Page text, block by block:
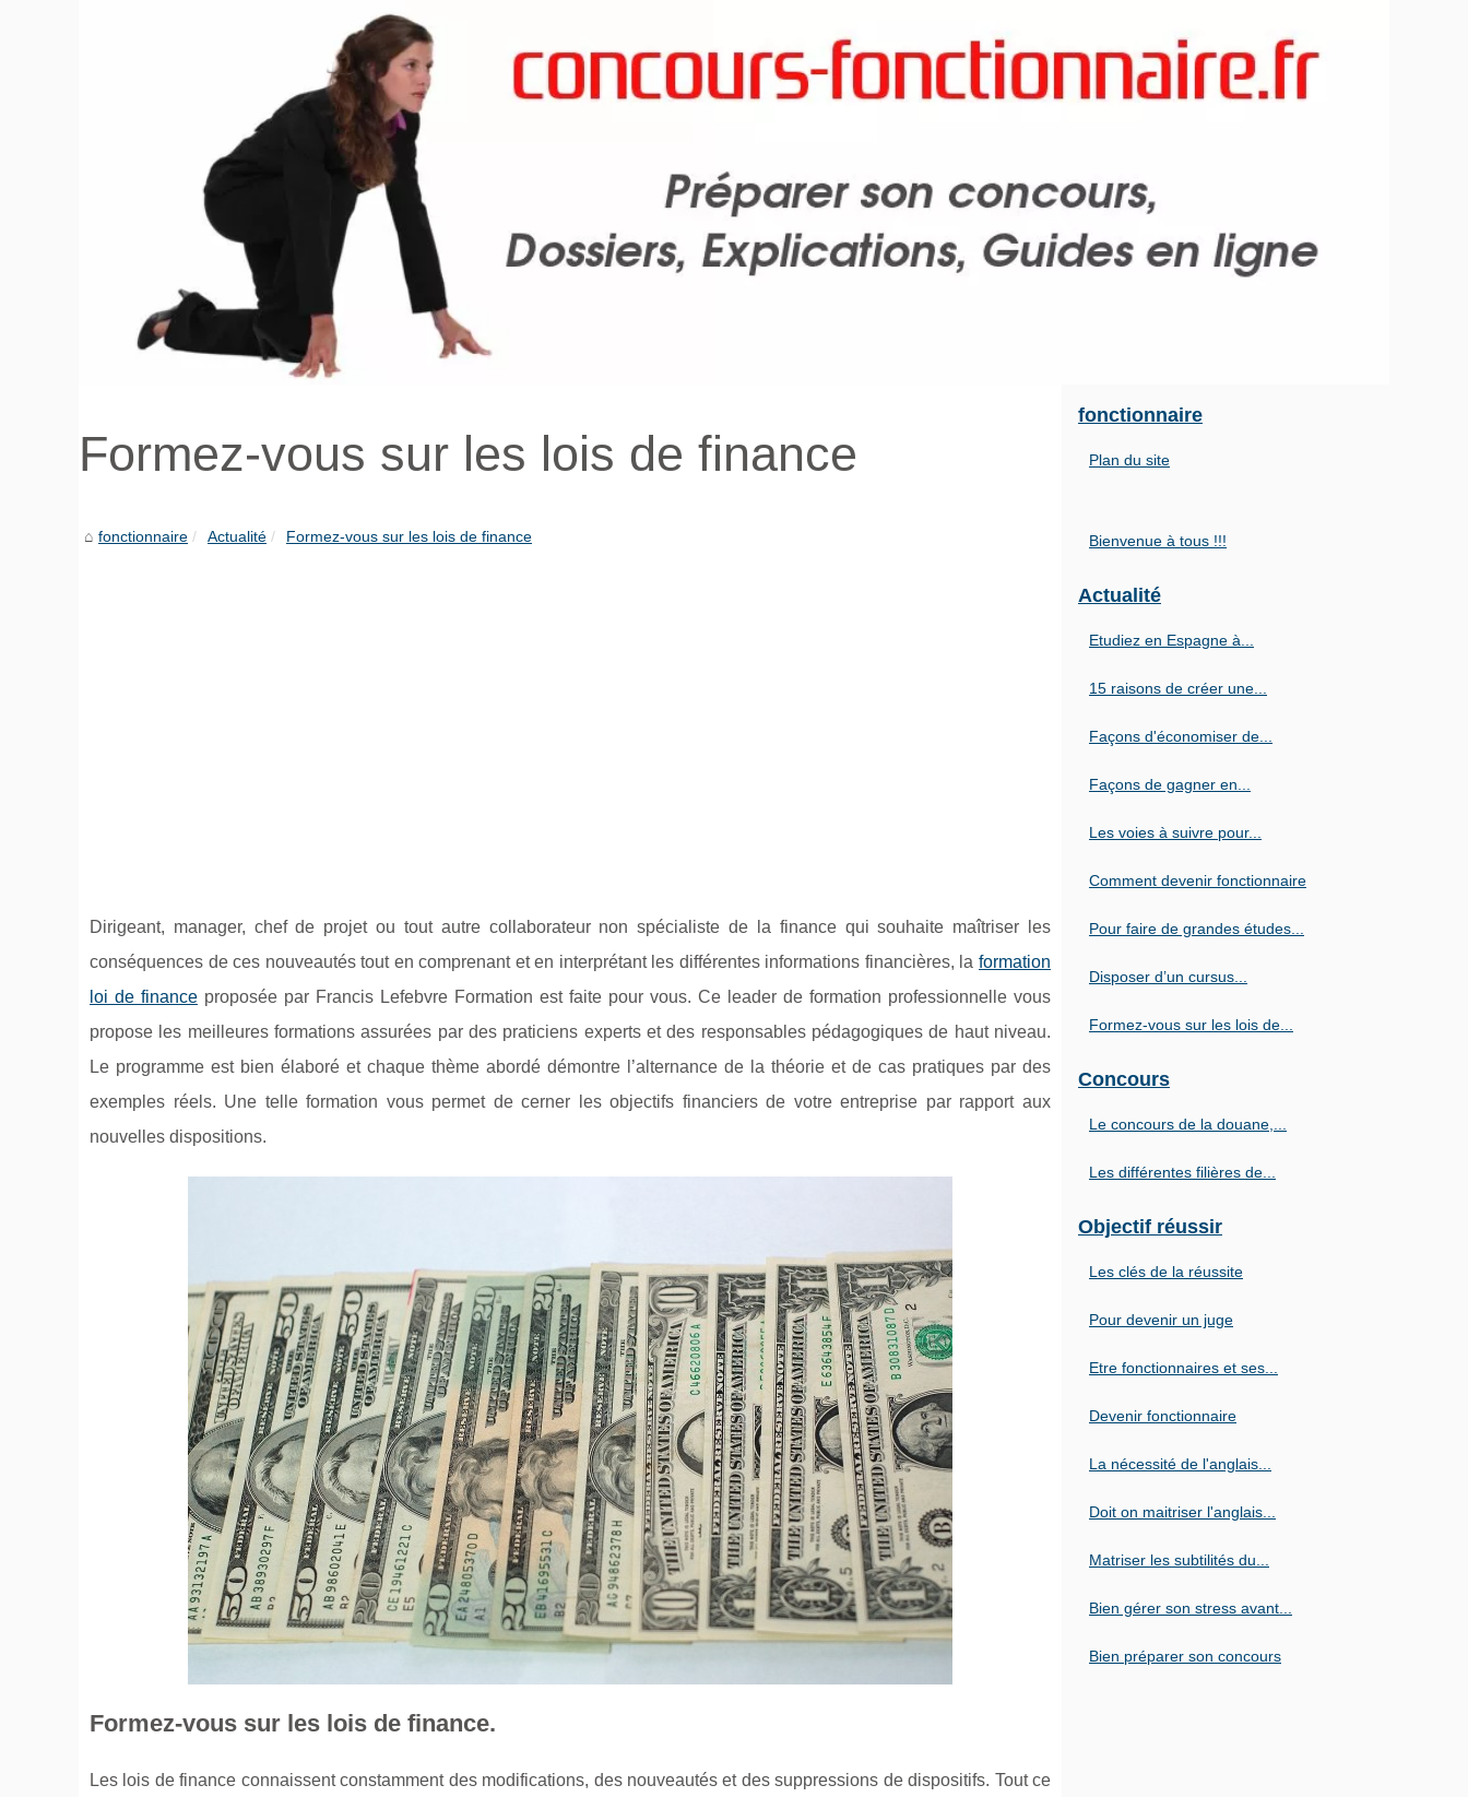
Formez-vous sur les lois de finance
fonctionnaire Actualité Formez-vous sur les lois de finance
Dirigeant, manager, chef de projet ou tout autre collaborateur non spécialiste de la finance qui souhaite maîtriser les
conséquences de ces nouveautés tout en comprenant et en interprétant les différentes informations financières, la formation
loi de finance proposée par Francis Lefebvre Formation est faite pour vous. Ce leader de formation professionnelle vous
propose les meilleures formations assurées par des praticiens experts et des responsables pédagogiques de haut niveau.
Le programme est bien élaboré et chaque thème abordé démontre l’alternance de la théorie et de cas pratiques par des
exemples réels. Une telle formation vous permet de cerner les objectifs financiers de votre entreprise par rapport aux
nouvelles dispositions.
Formez-vous sur les lois de finance.
Les lois de finance connaissent constamment des modifications, des nouveautés et des suppressions de dispositifs. Tout ce
fonctionnaire
Plan du site
Bienvenue à tous !!!
Actualité
Etudiez en Espagne à...
15 raisons de créer une...
Façons d'économiser de...
Façons de gagner en...
Les voies à suivre pour...
Comment devenir fonctionnaire
Pour faire de grandes études...
Disposer d’un cursus...
Formez-vous sur les lois de...
Concours
Le concours de la douane,...
Les différentes filières de...
Objectif réussir
Les clés de la réussite
Pour devenir un juge
Etre fonctionnaires et ses...
Devenir fonctionnaire
La nécessité de l'anglais...
Doit on maitriser l'anglais...
Matriser les subtilités du...
Bien gérer son stress avant...
Bien préparer son concours